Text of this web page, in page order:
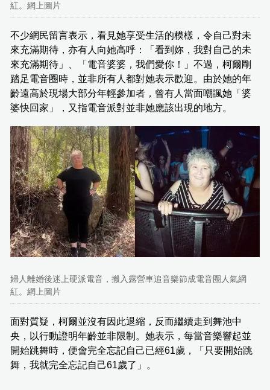
紅。網上圖片
不少網民留言表示，看見她享受生活的模樣，令自己對未
來充滿期待，亦有人向她高呼：「看到妳，我對自己的未
來充滿期待」、「電音婆婆，我們愛你！」不過，柯爾剛
踏足電音圈時，並非所有人都對她表示歡迎。由於她的年
齡遠高於現場大部分年輕參加者，曾有人當面嘲諷她「婆
婆快回家」，又指電音派對並非她應該出現的地方。
婦人離婚後迷上硬派電音，搬入露營車追音樂節成電音圈人氣網
紅。網上圖片
面對質疑，柯爾並沒有因此退縮，反而繼續走到舞池中
央，以行動證明年齡並非限制。她表示，每當音樂響起並
開始跳舞時，便會完全忘記自己已經61歲，「只要開始跳
舞，我就完全忘記自己61歲了」。